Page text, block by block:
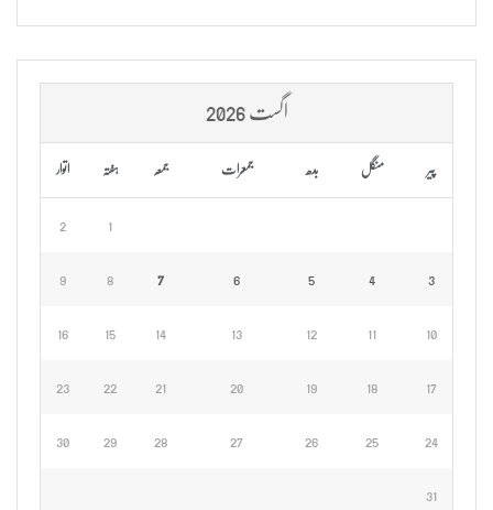
اگست 2026
پیر منگل بدھ جمعرات جمعہ ہفتہ اتوار
1
2
3
4
5
6
7
8
9
10
11
12
13
14
15
16
17
18
19
20
21
22
23
24
25
26
27
28
29
30
31